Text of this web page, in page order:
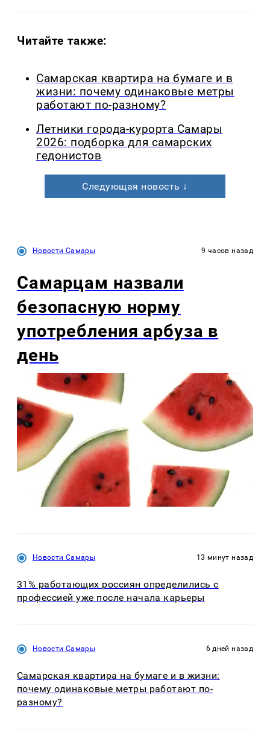
Читайте также:
Самарская квартира на бумаге и в
жизни: почему одинаковые метры
работают по-разному?
Летники города-курорта Самары
2026: подборка для самарских
гедонистов
Следующая новость ↓
Новости Самары 9 часов назад
Самарцам назвали
безопасную норму
употребления арбуза в
день
Новости Самары 13 минут назад
31% работающих россиян определились с
профессией уже после начала карьеры
Новости Самары 6 дней назад
Самарская квартира на бумаге и в жизни:
почему одинаковые метры работают по-
разному?